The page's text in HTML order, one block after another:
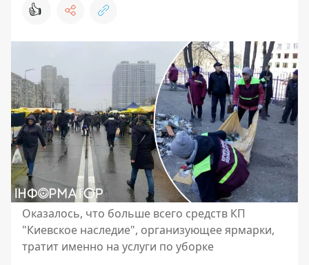
👍
Оказалось, что больше всего средств КП
"Киевское наследие", организующее ярмарки,
тратит именно на услуги по уборке